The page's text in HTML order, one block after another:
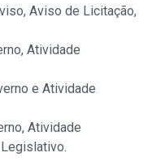
Aviso de Licitação,
Atividade
e Atividade
Atividade